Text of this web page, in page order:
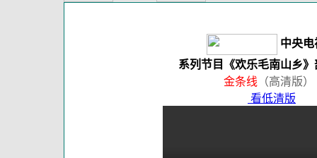
中央电
系列节目《欢乐毛南山乡
金条线 （高清版）
看低清版